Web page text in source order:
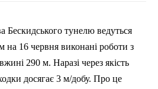
Бескидського тунелю ведуться
на 16 червня виконані роботи з
290 м. Наразі через якість
досягає 3 м/добу. Про це